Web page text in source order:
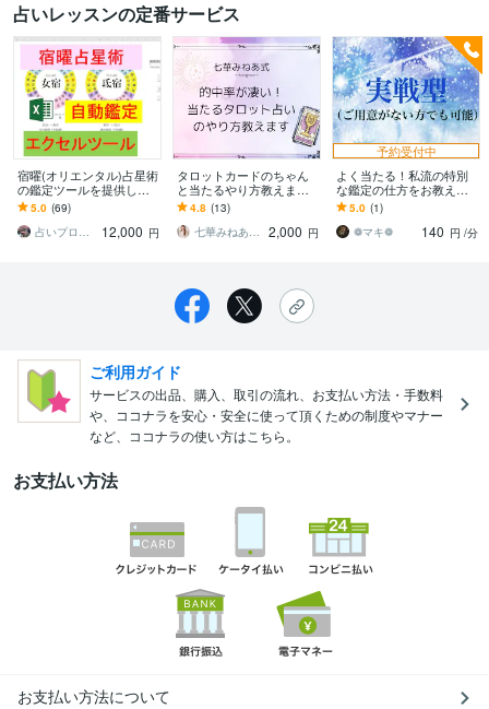
占いレッスンの定番サービス
宿曜(オリエンタル)占星術
の鑑定ツールを提供しま
す 相性診断書、日運／月
運／年運、凌犯期間、六
害宿も表示します。
5.0 (69)
占いプログラマDeguchi
12,000 円
タロットカードのちゃん
と当たるやり方教えます
当たると言われるから、
楽しくてみるみる上達す
る♪
4.8 (13)
七華みねあ 精密ホロスコープ（高村綾佳）
2,000 円
予約受付中
よく当たる！私流の特別
な鑑定の仕方をお教えし
ます 実は【展開前】から
やるべき事がある！？順
序を丁寧に教えます❁
5.0 (1)
❁マキ❁
140 円 /分
ご利用ガイド
サービスの出品、購入、取引の流れ、お支払い方法・手数料
や、ココナラを安心・安全に使って頂くための制度やマナー
など、ココナラの使い方はこちら。
お支払い方法
お支払い方法について